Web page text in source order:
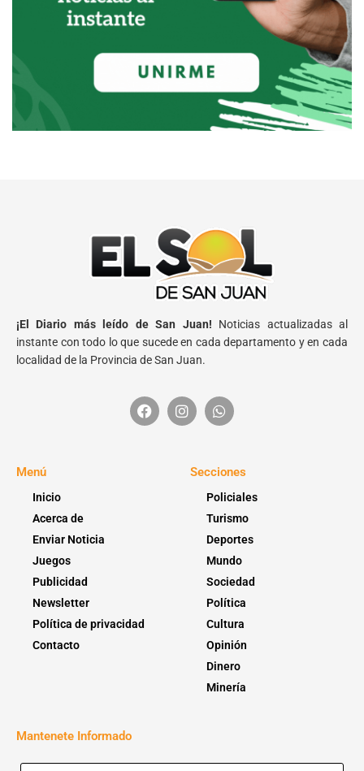
¡El Diario más leído de San Juan! Noticias actualizadas al
instante con todo lo que sucede en cada departamento y en cada
localidad de la Provincia de San Juan.
Menú
Inicio
Acerca de
Enviar Noticia
Juegos
Publicidad
Newsletter
Política de privacidad
Contacto
Secciones
Policiales
Turismo
Deportes
Mundo
Sociedad
Política
Cultura
Opinión
Dinero
Minería
Mantenete Informado